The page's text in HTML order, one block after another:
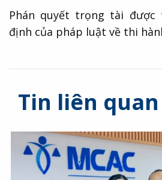
Phán quyết trọng tài
định của pháp luật về thi
Tin liên quan